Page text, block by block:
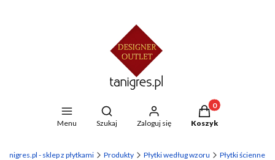
Menu
Otwórz wyszukiwarkę
Szukaj Zaloguj się
Produkty w
Koszyk
- sklep z płytkami Produkty Płytki według wzoru Płytki ścienne